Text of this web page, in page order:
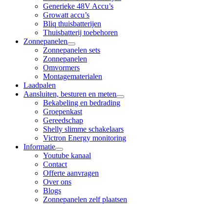
Generieke 48V Accu’s
Growatt accu’s
Bliq thuisbatterijen
Thuisbatterij toebehoren
Zonnepanelen
Zonnepanelen sets
Zonnepanelen
Omvormers
Montagematerialen
Laadpalen
Aansluiten, besturen en meten
Bekabeling en bedrading
Groepenkast
Gereedschap
Shelly slimme schakelaars
Victron Energy monitoring
Informatie
Youtube kanaal
Contact
Offerte aanvragen
Over ons
Blogs
Zonnepanelen zelf plaatsen